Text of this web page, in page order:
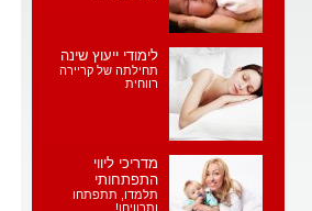
לימודי ייעוץ שינה
תחילתה של קריירה
רווחית
מדריכי ליווי
התפתחותי
תלמדו, תתפתחו
ותרוויחו!